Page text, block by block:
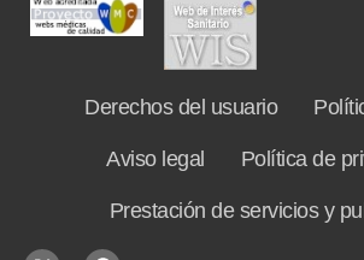
Derechos del usuario
Aviso legal Política de
Prestación de servicios y